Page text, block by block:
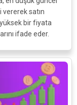
satın
bir fiyata
ifade eder.